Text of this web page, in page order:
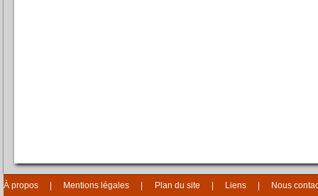
À propos Mentions légales Plan du site Liens Nous